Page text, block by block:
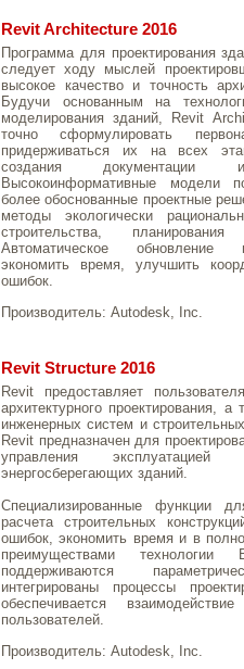
Revit Architecture 2016
Программа для проектирования
следует ходу мыслей
высокое качество и точность
Будучи основанным на
моделирования зданий, Revit
точно сформулировать
придерживаться их на всех
создания документации и
Высокоинформативные модели
более обоснованные проектные
методы экологически
строительства,
Автоматическое обновление
экономить время, улучшить
ошибок.
Производитель: Autodesk, Inc.
Revit Structure 2016
Revit предоставляет
архитектурного проектирования, а
инженерных систем и
Revit предназначен для
управления эксплуатацией
энергосберегающих зданий.
Специализированные функции
расчета строительных
ошибок, экономить время и в
преимуществами
поддерживаются
интегрированы процессы
обеспечивается
пользователей.
Производитель: Autodesk, Inc.